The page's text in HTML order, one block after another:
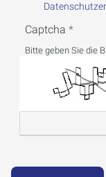
Captcha
Bitte geben Sie die